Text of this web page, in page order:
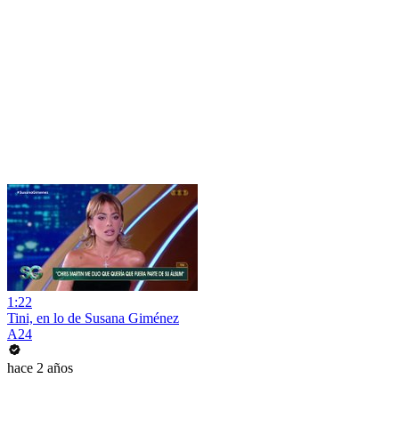
1:22
Tini, en lo de Susana Giménez
A24
hace 2 años